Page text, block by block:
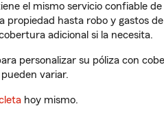
el mismo servicio confiable
propiedad hasta robo y gastos
adicional si la necesita.
personalizar su póliza con
variar.
hoy mismo.